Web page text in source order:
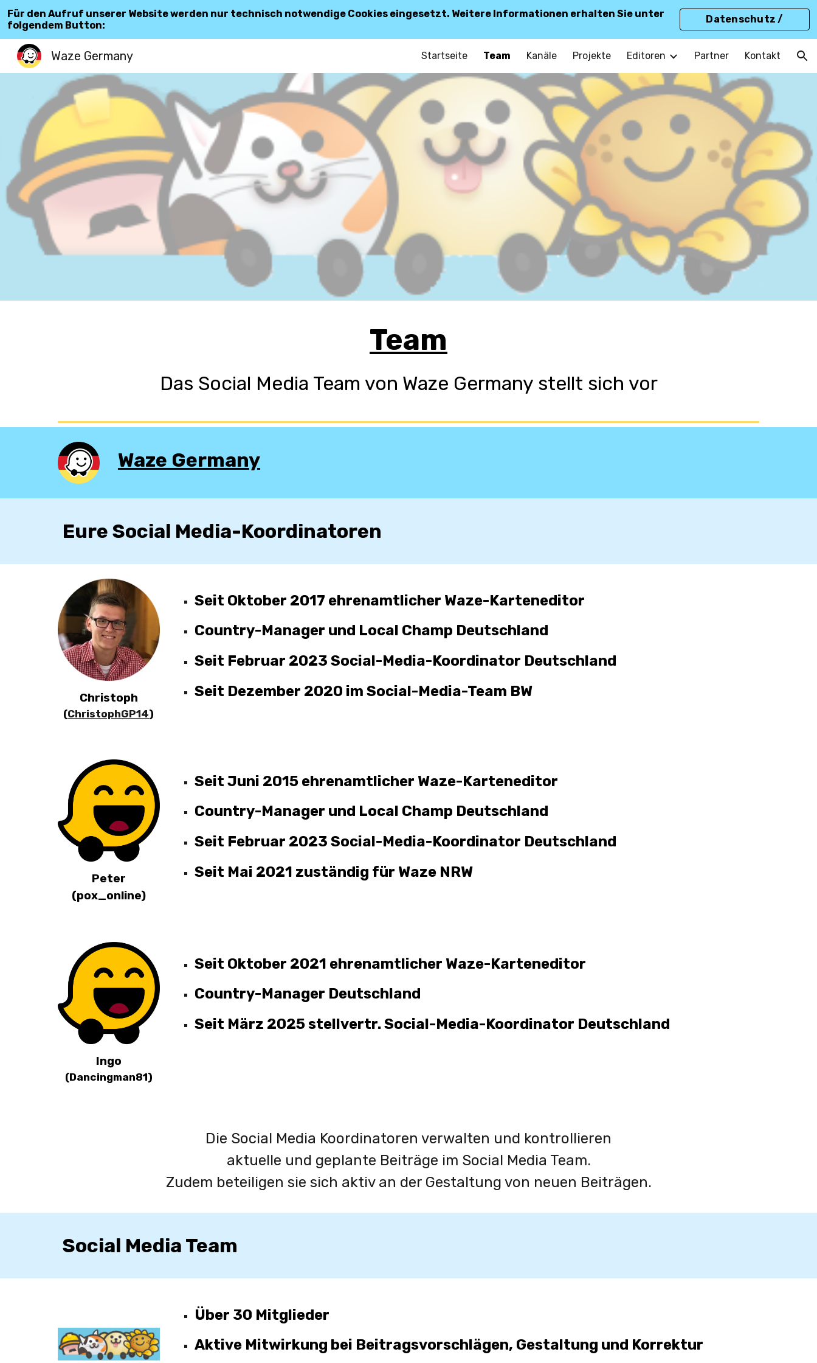
Skip to main content
Für den Aufruf unserer Website werden nur technisch notwendige Cookies eingesetzt. Weitere Informationen erhalten Sie unter
folgendem Button:
Datenschutz /
Cookies
Waze Germany Startseite Team Kanäle Projekte Editoren Partner Kontakt
Team
Das Social Media Team von Waze Germany stellt sich vor
Waze Germany
Eure Social Media-Koordinatoren
Christoph
(ChristophGP14)
Seit Oktober 2017 ehrenamtlicher Waze-Karteneditor
Country-Manager und Local Champ Deutschland
Seit Februar 2023 Social-Media-Koordinator Deutschland
Seit Dezember 2020 im Social-Media-Team BW
Peter
(pox_online)
SeitJuni 2015 ehrenamtlicher Waze-Karteneditor
Country-Manager und Local Champ Deutschland
Seit Februar 2023 Social-Media-Koordinator Deutschland
Seit Mai 2021 zuständig für Waze NRW
Ingo
(Dancingman81)
Seit Oktober 2021 ehrenamtlicher Waze-Karteneditor
Country-Manager Deutschland
Seit März 2025stellvertr.Social-Media-Koordinator Deutschland
Die Social Media Koordinatoren verwalten und kontrollieren
aktuelle und geplante Beiträge im Social Media Team.
Zudem beteiligen sie sich aktiv an der Gestaltung von neuen Beiträgen.
Social Media Team
Über 30 Mitglieder
Aktive Mitwirkung bei Beitragsvorschlägen, Gestaltung und Korrektur